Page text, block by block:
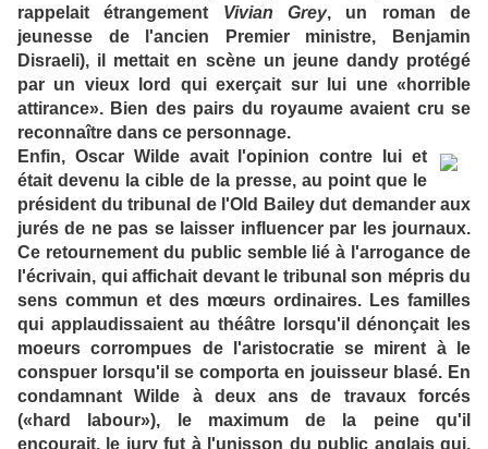
rappelait étrangement Vivian Grey, un roman de
jeunesse de l'ancien Premier ministre, Benjamin
Disraeli), il mettait en scène un jeune dandy protégé
par un vieux lord qui exerçait sur lui une «horrible
attirance». Bien des pairs du royaume avaient cru se
reconnaître dans ce personnage.
Enfin, Oscar Wilde avait l'opinion contre lui et
était devenu la cible de la presse, au point que le
président du tribunal de l'Old Bailey dut demander aux
jurés de ne pas se laisser influencer par les journaux.
Ce retournement du public semble lié à l'arrogance de
l'écrivain, qui affichait devant le tribunal son mépris du
sens commun et des mœurs ordinaires. Les familles
qui applaudissaient au théâtre lorsqu'il dénonçait les
moeurs corrompues de l'aristocratie se mirent à le
conspuer lorsqu'il se comporta en jouisseur blasé. En
condamnant Wilde à deux ans de travaux forcés
(«hard labour»), le maximum de la peine qu'il
encourait, le jury fut à l'unisson du public anglais qui,